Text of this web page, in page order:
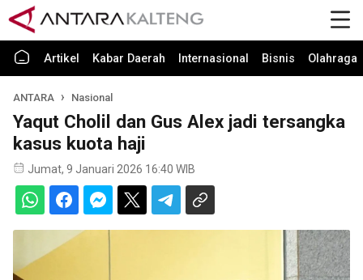
Artikel Kabar Daerah Internasional Bisnis Olahraga
ANTARA Nasional
Yaqut Cholil dan Gus Alex jadi tersangka
kasus kuota haji
Jumat, 9 Januari 2026 16:40 WIB